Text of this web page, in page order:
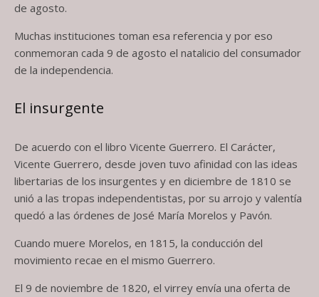
de agosto.
Muchas instituciones toman esa referencia y por eso
conmemoran cada 9 de agosto el natalicio del consumador
de la independencia.
El insurgente
De acuerdo con el libro Vicente Guerrero. El Carácter,
Vicente Guerrero, desde joven tuvo afinidad con las ideas
libertarias de los insurgentes y en diciembre de 1810 se
unió a las tropas independentistas, por su arrojo y valentía
quedó a las órdenes de José María Morelos y Pavón.
Cuando muere Morelos, en 1815, la conducción del
movimiento recae en el mismo Guerrero.
El 9 de noviembre de 1820, el virrey envía una oferta de